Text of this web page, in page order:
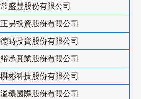
常盛豐股份有限公司
正昊投資股份有限公司
德蒔投資股份有限公司
裕承實業股份有限公司
楙彬科技股份有限公司
溢穠國際股份有限公司